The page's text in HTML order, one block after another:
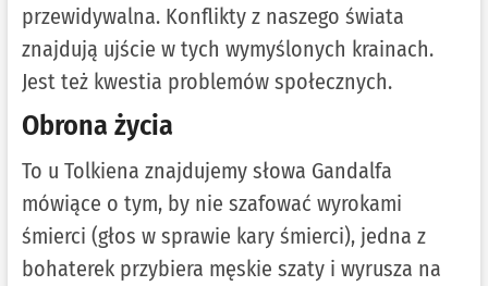
przewidywalna. Konflikty z naszego świata
znajdują ujście w tych wymyślonych krainach.
Jest też kwestia problemów społecznych.
Obrona życia
To u Tolkiena znajdujemy słowa Gandalfa
mówiące o tym, by nie szafować wyrokami
śmierci (głos w sprawie kary śmierci), jedna z
bohaterek przybiera męskie szaty i wyrusza na